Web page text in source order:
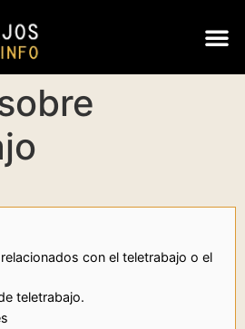
con el teletrabajo o el
teletrabajo.